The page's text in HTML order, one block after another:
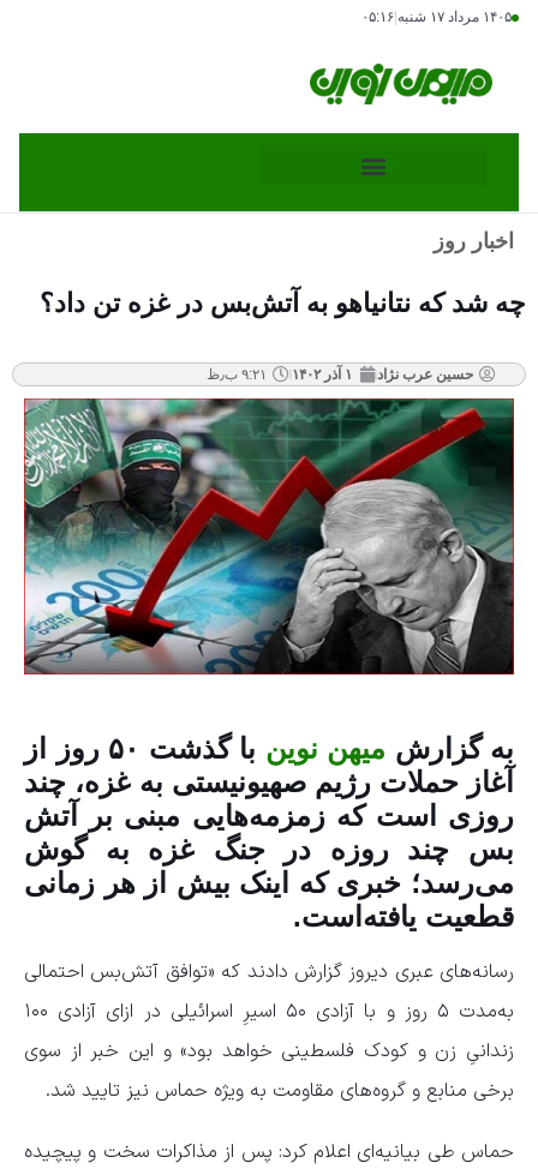
۱۴۰۵ مرداد ۱۷ شنبه ۰۵:۱۶
اخبار روز
چه شد که نتانیاهو به آتش‌بس در غزه تن داد؟
حسین عرب نژاد ۱ آذر ۱۴۰۲ ۹:۲۱ ب٫ظ
به گزارش میهن نوین
با گذشت ۵۰ روز از
آغاز حملات رژیم صهیونیستی به غزه، چند
روزی است که زمزمه‌هایی مبنی بر آتش
بس چند روزه در جنگ غزه به گوش
می‌رسد؛ خبری که اینک بیش از هر زمانی
قطعیت یافته‌است.
رسانه‌های عبری دیروز گزارش دادند که «توافق آتش‌بس احتمالی
به‌مدت ۵ روز و با آزادی ۵۰ اسیرِ اسرائیلی در ازای آزادی ۱۰۰
زندانیِ زن و کودک فلسطینی خواهد بود» و این خبر از سوی
برخی منابع و گروه‌های مقاومت به ویژه حماس نیز تایید شد.
حماس طی بیانیه‌ای اعلام کرد: پس از مذاکرات سخت و پیچیده